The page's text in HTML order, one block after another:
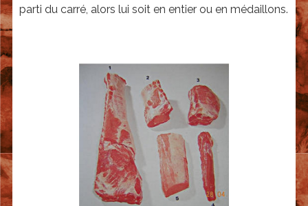
n
a
o
n
e
e
m
p
parti du carré, alors lui soit en entier ou en médaillons.